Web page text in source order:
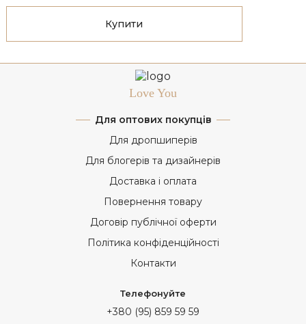
Купити
Love You
Для оптових покупців
Для дропшиперів
Для блогерів та дизайнерів
Доставка і оплата
Повернення товару
Договір публічної оферти
Політика конфіденційності
Контакти
Телефонуйте
+380 (95) 859 59 59